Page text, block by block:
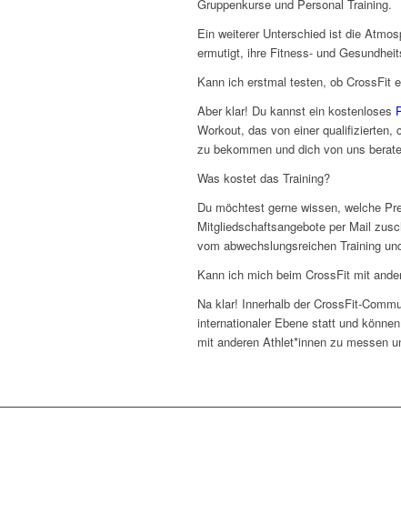
Gruppenkurse und Personal Training.
Ein weiterer Unterschied ist die
ermutigt, ihre Fitness- und
Kann ich erstmal testen, ob CrossFit
Aber klar! Du kannst ein kostenloses
Workout, das von einer qualifizierten,
zu bekommen und dich von uns
Was kostet das Training?
Du möchtest gerne wissen, welche
Mitgliedschaftsangebote per Mail
vom abwechslungsreichen Training
Kann ich mich beim CrossFit mit
Na klar! Innerhalb der CrossFit-
internationaler Ebene statt und
mit anderen Athlet*innen zu messen